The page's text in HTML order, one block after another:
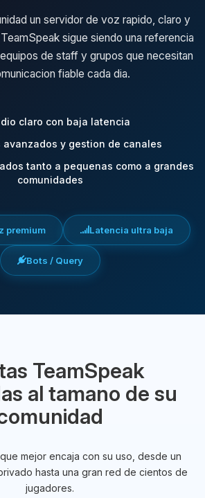
un servidor de voz rapido, claro y
sigue siendo una referencia
de staff y grupos que necesitan
fiable cada dia.
claro con baja latencia
avanzados y gestion de canales
tanto a pequenas como a grandes
comunidades
premium Latencia ultra baja
Bots / Query
TeamSpeak
al tamano de su
mejor encaja con su uso, desde un
hasta una gran red de cientos de
jugadores.